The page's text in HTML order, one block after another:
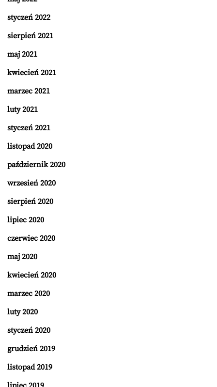
styczeń 2022
sierpień 2021
maj 2021
kwiecień 2021
marzec 2021
luty 2021
styczeń 2021
listopad 2020
październik 2020
wrzesień 2020
sierpień 2020
lipiec 2020
czerwiec 2020
maj 2020
kwiecień 2020
marzec 2020
luty 2020
styczeń 2020
grudzień 2019
listopad 2019